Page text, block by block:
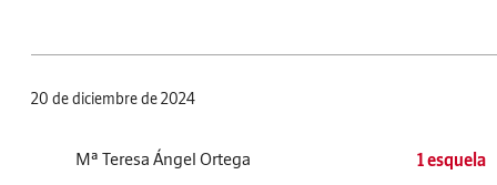
20 de diciembre de 2024
Mª Teresa Ángel Ortega 1 esquela